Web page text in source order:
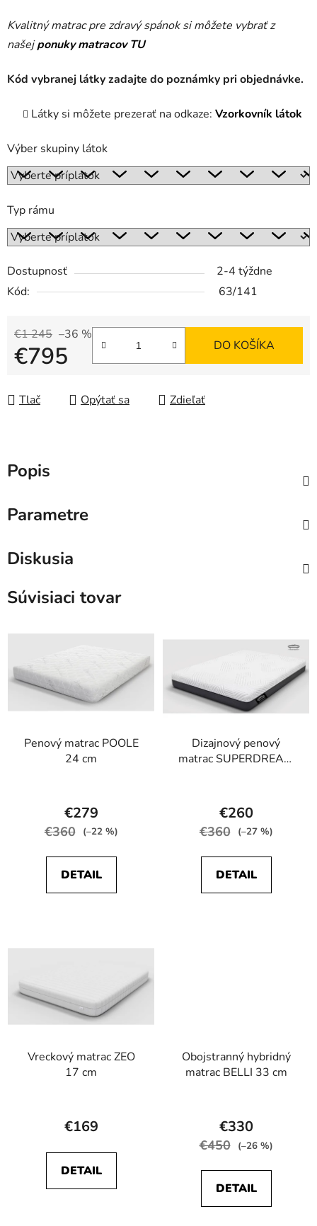
Kvalitný matrac pre zdravý spánok si môžete vybrať z
našej ponuky matracov TU
Kód vybranej látky zadajte do poznámky pri objednávke.
Látky si môžete prezerať na odkaze: Vzorkovník látok
Výber skupiny látok
Typ rámu
Dostupnosť
2-4 týždne
Kód:
63/141
€1 245 –36 %
€795 DO KOŠÍKA
Tlač Opýtať sa Zdieľať
Popis
Parametre
Diskusia
Súvisiaci tovar
Penový matrac POOLE
24 cm
hodnotenie
produktu
z
€279
€360 (–22 %)
DETAIL
Dizajnový penový
matrac SUPERDREAM
hodnotenie
produktu
z
€260
€360 (–27 %)
DETAIL
Vreckový matrac ZEO
17 cm
hodnotenie
je
5,0
€169
DETAIL
Obojstranný hybridný
matrac BELLI 33 cm
hodnotenie
produktu
z
€330
€450 (–26 %)
DETAIL